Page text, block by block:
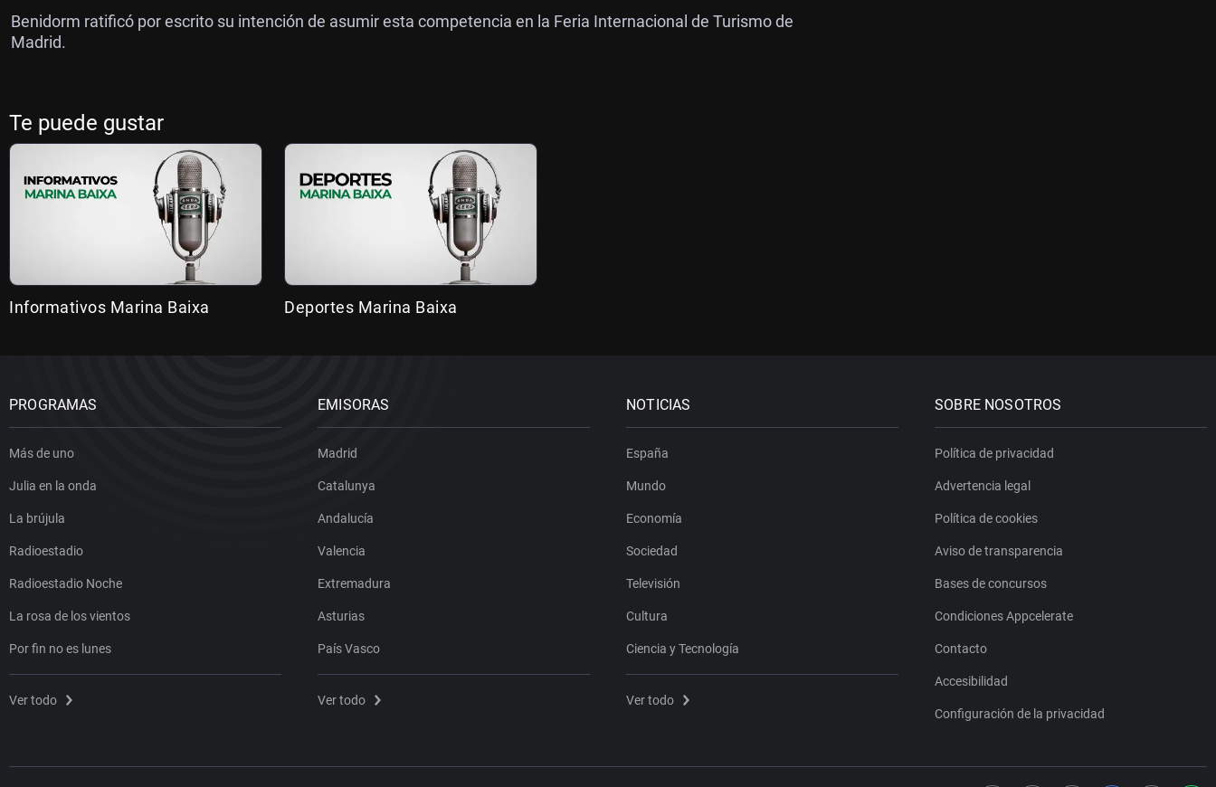
Benidorm ratificó por escrito su intención de asumir esta competencia en la Feria Internacional de Turismo de
Madrid.
Te puede gustar
Informativos Marina Baixa Deportes Marina Baixa
PROGRAMAS
Más de uno
Julia en la onda
La brújula
Radioestadio
Radioestadio Noche
La rosa de los vientos
Por fin no es lunes
Ver todo
EMISORAS
Madrid
Catalunya
Andalucía
Valencia
Extremadura
Asturias
País Vasco
Ver todo
NOTICIAS
España
Mundo
Economía
Sociedad
Televisión
Cultura
Ciencia y Tecnología
Ver todo
SOBRE NOSOTROS
Política de privacidad
Advertencia legal
Política de cookies
Aviso de transparencia
Bases de concursos
Condiciones Appcelerate
Contacto
Accesibilidad
Configuración de la privacidad